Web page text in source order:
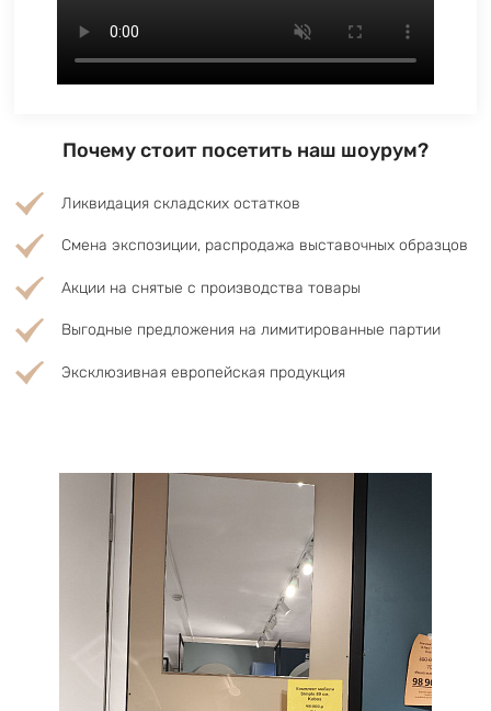
Почему стоит посетить наш шоурум?
Ликвидация складских остатков
Смена экспозиции, распродажа выставочных образцов
Акции на снятые с производства товары
Выгодные предложения на лимитированные партии
Эксклюзивная европейская продукция